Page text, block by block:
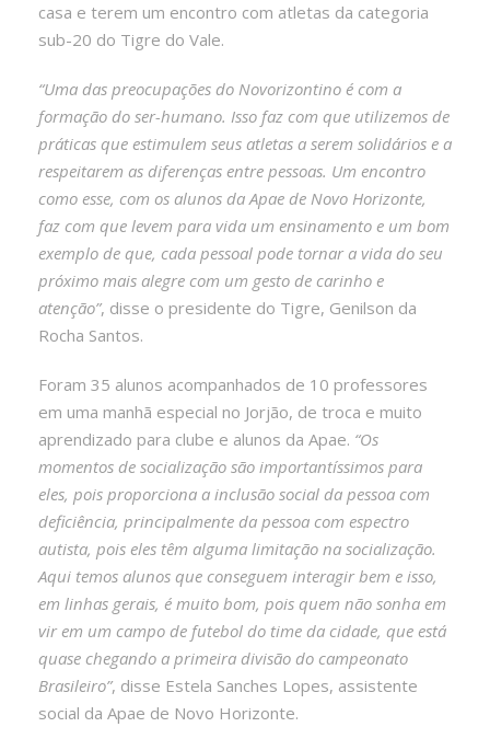
casa e terem um encontro com atletas da categoria
sub-20 do Tigre do Vale.
“Uma das preocupações do Novorizontino é com a
formação do ser-humano. Isso faz com que utilizemos de
práticas que estimulem seus atletas a serem solidários e a
respeitarem as diferenças entre pessoas. Um encontro
como esse, com os alunos da Apae de Novo Horizonte,
faz com que levem para vida um ensinamento e um bom
exemplo de que, cada pessoal pode tornar a vida do seu
próximo mais alegre com um gesto de carinho e
atenção”, disse o presidente do Tigre, Genilson da
Rocha Santos.
Foram 35 alunos acompanhados de 10 professores
em uma manhã especial no Jorjão, de troca e muito
aprendizado para clube e alunos da Apae. “Os
momentos de socialização são importantíssimos para
eles, pois proporciona a inclusão social da pessoa com
deficiência, principalmente da pessoa com espectro
autista, pois eles têm alguma limitação na socialização.
Aqui temos alunos que conseguem interagir bem e isso,
em linhas gerais, é muito bom, pois quem não sonha em
vir em um campo de futebol do time da cidade, que está
quase chegando a primeira divisão do campeonato
Brasileiro”, disse Estela Sanches Lopes, assistente
social da Apae de Novo Horizonte.